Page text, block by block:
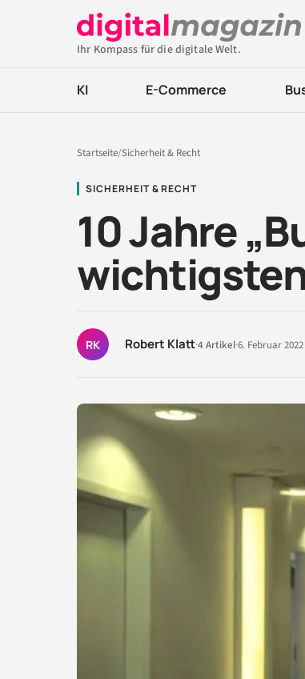
Ihr Kompass für die digitale Welt.
KI E-Commerce
Startseite/Sicherheit & Recht
SICHERHEIT & RECHT
10 Jahre
RK Robert Klatt·4 Artikel·6. Februar 2022